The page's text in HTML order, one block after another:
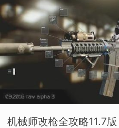
机械师改枪全攻略11.7版